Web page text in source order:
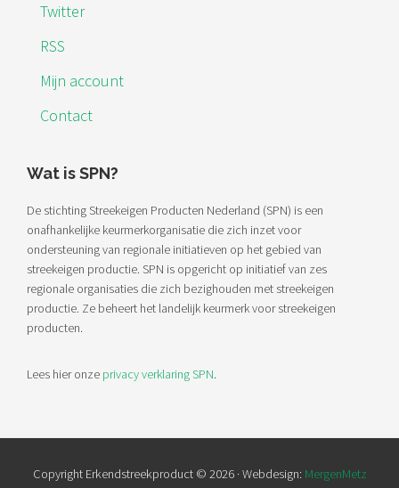
Twitter
RSS
Mijn account
Contact
Wat is SPN?
De stichting Streekeigen Producten Nederland (SPN) is een
onafhankelijke keurmerkorganisatie die zich inzet voor
ondersteuning van regionale initiatieven op het gebied van
streekeigen productie. SPN is opgericht op initiatief van zes
regionale organisaties die zich bezighouden met streekeigen
productie. Ze beheert het landelijk keurmerk voor streekeigen
producten.
Lees hier onze privacy verklaring SPN.
Copyright Erkendstreekproduct © 2026 · Webdesign: MergenMetz